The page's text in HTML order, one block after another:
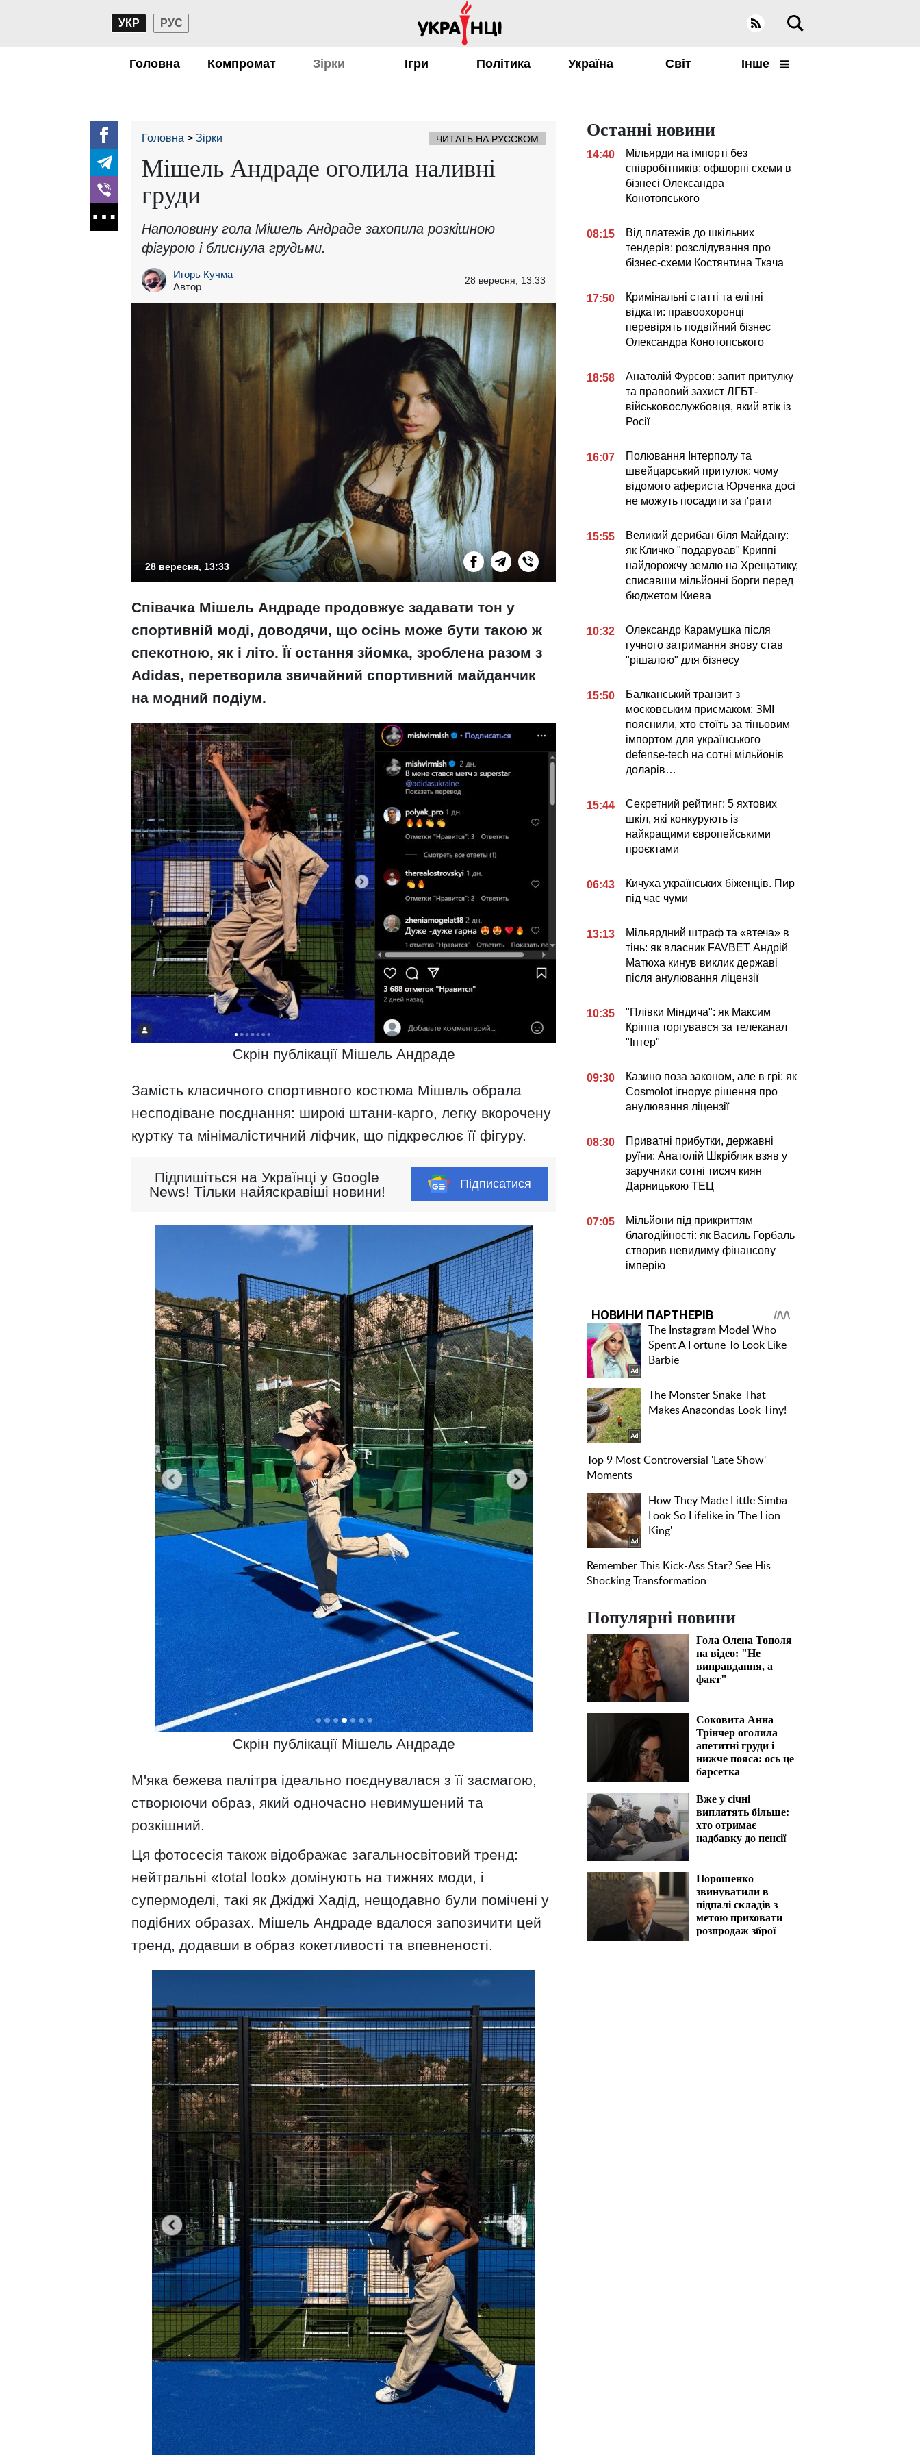
УКР РУС
Головна Компромат Зірки Ігри Політика Україна Світ Інше
Головна Зірки ЧИТАТЬ НА РУССКОМ
Мішель Андраде оголила наливні
груди
Наполовину гола Мішель Андраде захопила розкішною
фігурою і блиснула грудьми.
Игорь Кучма
Автор
28 вересня, 13:33
28 вересня, 13:33
Співачка Мішель Андраде продовжує задавати тон у
спортивній моді, доводячи, що осінь може бути такою ж
спекотною, як і літо. Її остання зйомка, зроблена разом з
Adidas, перетворила звичайний спортивний майданчик
на модний подіум.
Скрін публікації Мішель Андраде
Замість класичного спортивного костюма Мішель обрала
несподіване поєднання: широкі штани-карго, легку вкорочену
куртку та мінімалістичний ліфчик, що підкреслює її фігуру.
Підпишіться на Українці у Google
News! Тільки найяскравіші новини!
Підписатися
Скрін публікації Мішель Андраде
М'яка бежева палітра ідеально поєднувалася з її засмагою,
створюючи образ, який одночасно невимушений та
розкішний.
Ця фотосесія також відображає загальносвітовий тренд:
нейтральні «total look» домінують на тижнях моди, і
супермоделі, такі як Джіджі Хадід, нещодавно були помічені у
подібних образах. Мішель Андраде вдалося запозичити цей
тренд, додавши в образ кокетливості та впевненості.
Останні новини
14:40
Мільярди на імпорті без
співробітників: офшорні схеми в
бізнесі Олександра
Конотопського
08:15
Від платежів до шкільних
тендерів: розслідування про
бізнес-схеми Костянтина Ткача
17:50
Кримінальні статті та елітні
відкати: правоохоронці
перевірять подвійний бізнес
Олександра Конотопського
18:58
Анатолій Фурсов: запит притулку
та правовий захист ЛГБТ-
військовослужбовця, який втік із
Росії
16:07
Полювання Інтерполу та
швейцарський притулок: чому
відомого афериста Юрченка досі
не можуть посадити за ґрати
15:55
Великий дерибан біля Майдану:
як Кличко "подарував" Криппі
найдорожчу землю на Хрещатику,
списавши мільйонні борги перед
бюджетом Киева
10:32
Олександр Карамушка після
гучного затримання знову став
"рішалою" для бізнесу
15:50
Балканський транзит з
московським присмаком: ЗМІ
пояснили, хто стоїть за тіньовим
імпортом для українського
defense-tech на сотні мільйонів
доларів…
15:44
Секретний рейтинг: 5 яхтових
шкіл, які конкурують із
найкращими європейськими
проєктами
06:43
Кичуха українських біженців. Пир
під час чуми
13:13
Мільярдний штраф та «втеча» в
тінь: як власник FAVBET Андрій
Матюха кинув виклик державі
після анулювання ліцензії
10:35
"Плівки Міндича": як Максим
Кріппа торгувався за телеканал
"Інтер"
09:30
Казино поза законом, але в грі: як
Cosmolot ігнорує рішення про
анулювання ліцензії
08:30
Приватні прибутки, державні
руїни: Анатолій Шкрібляк взяв у
заручники сотні тисяч киян
Дарницькою ТЕЦ
07:05
Мільйони під прикриттям
благодійності: як Василь Горбаль
створив невидиму фінансову
імперію
Популярні новини
Гола Олена Тополя
на відео: "Не
виправдання, а
факт"
Соковита Анна
Трінчер оголила
апетитні груди і
нижче пояса: ось це
барсетка
Вже у січні
виплатять більше:
хто отримає
надбавку до пенсії
Порошенко
звинуватили в
підпалі складів з
метою приховати
розпродаж зброї